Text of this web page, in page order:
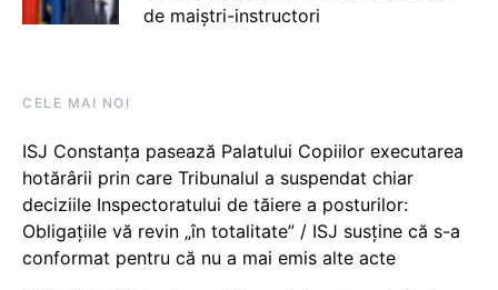
de maiștri-instructori
CELE MAI NOI
ISJ Constanța pasează Palatului Copiilor executarea
hotărârii prin care Tribunalul a suspendat chiar
deciziile Inspectoratului de tăiere a posturilor:
Obligațiile vă revin „în totalitate” / ISJ susține că s-a
conformat pentru că nu a mai emis alte acte